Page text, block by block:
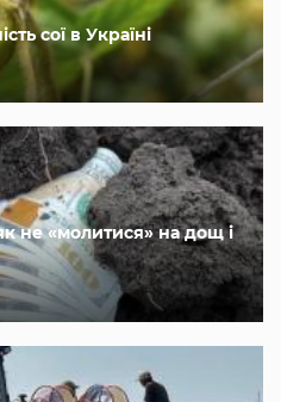
сої в Україні
не «молитися» на дощ і